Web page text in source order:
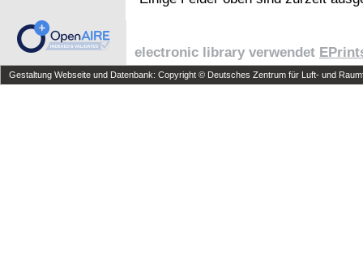
electronic library verwendet
Gestaltung Webseite und Datenbank: Copyright © Deutsches Zentrum für Luft- und